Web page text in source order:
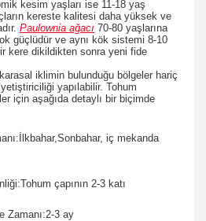
kesim yaşları ise 11-18 yaş
kereste kalitesi daha yüksek ve
Paulownia ağacı 70-80 yaşlarına
güçlüdür ve aynı kök sistemi 8-10
kere dikildikten sonra yeni fide
iklimin bulunduğu bölgeler hariç
yapılabilir. Tohum
için aşağıda detaylı bir biçimde
iç mekanda
çapının 2-3 katı
Zamanı:2-3 ay